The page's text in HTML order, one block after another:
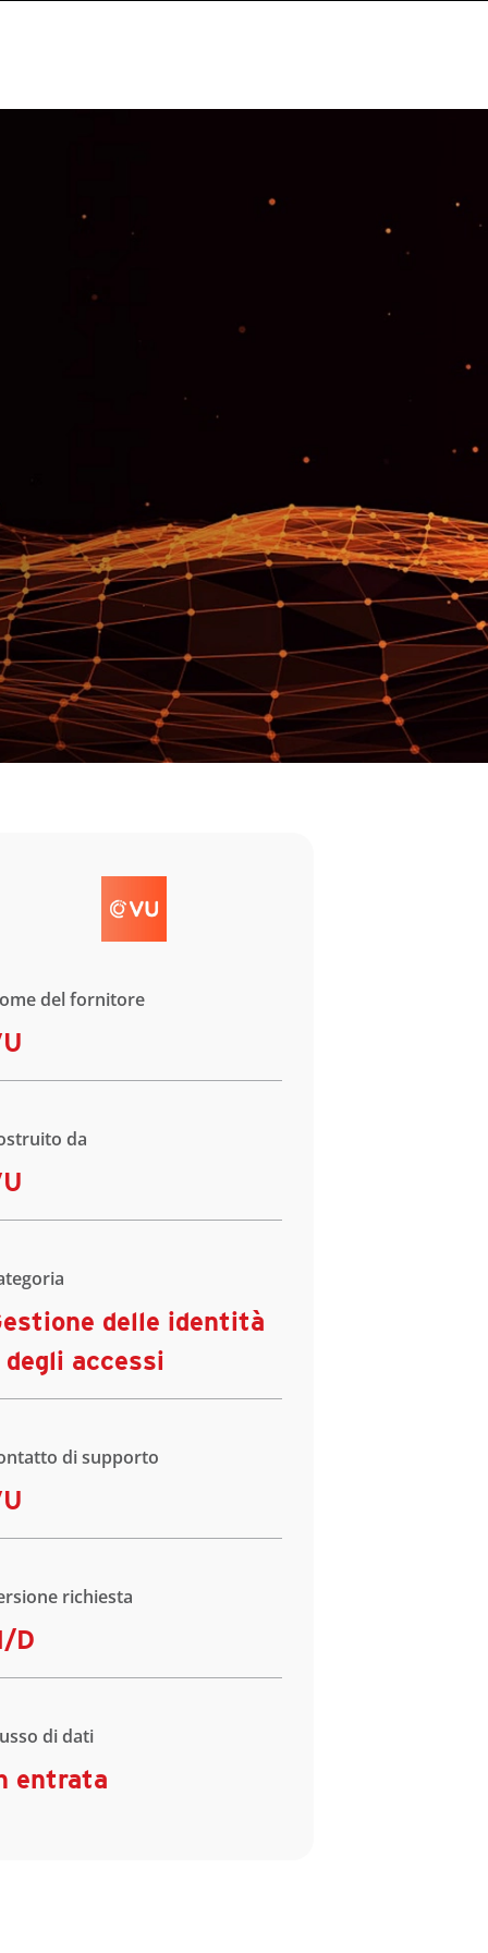
del fornitore
da
delle identità
degli accessi
di supporto
richiesta
D
di dati
entrata